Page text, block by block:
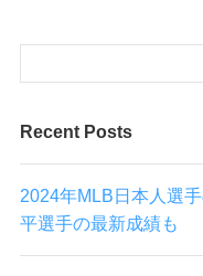
Recent Posts
2024年MLB日本人選
平選手の最新成績も